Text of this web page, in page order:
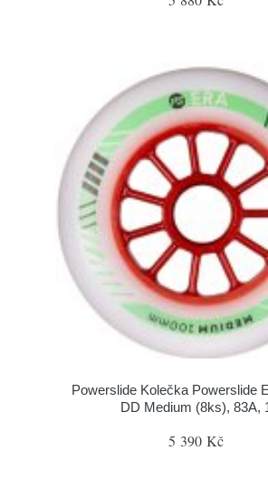
Powerslide Kolečka Powerslide
DD Medium (8ks), 83A,
5 390 Kč